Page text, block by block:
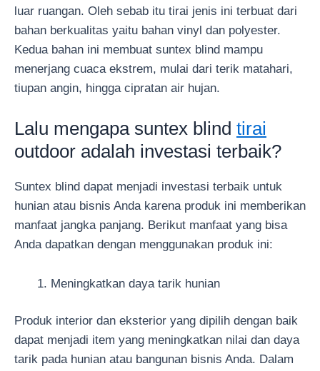
luar ruangan. Oleh sebab itu tirai jenis ini terbuat dari
bahan berkualitas yaitu bahan vinyl dan polyester.
Kedua bahan ini membuat suntex blind mampu
menerjang cuaca ekstrem, mulai dari terik matahari,
tiupan angin, hingga cipratan air hujan.
Lalu mengapa suntex blind tirai
outdoor adalah investasi terbaik?
Suntex blind dapat menjadi investasi terbaik untuk
hunian atau bisnis Anda karena produk ini memberikan
manfaat jangka panjang. Berikut manfaat yang bisa
Anda dapatkan dengan menggunakan produk ini:
Meningkatkan daya tarik hunian
Produk interior dan eksterior yang dipilih dengan baik
dapat menjadi item yang meningkatkan nilai dan daya
tarik pada hunian atau bangunan bisnis Anda. Dalam